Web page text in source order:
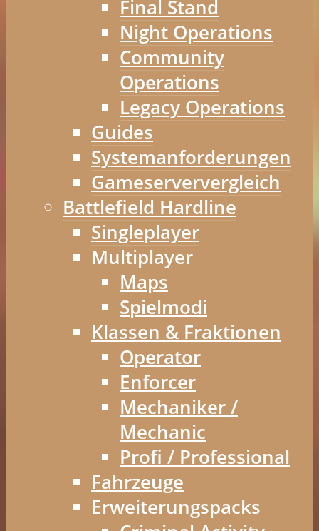
Final Stand
Night Operations
Community
Operations
Legacy Operations
Guides
Systemanforderungen
Gameserververgleich
Battlefield Hardline
Singleplayer
Multiplayer
Maps
Spielmodi
Klassen & Fraktionen
Operator
Enforcer
Mechaniker /
Mechanic
Profi / Professional
Fahrzeuge
Erweiterungspacks